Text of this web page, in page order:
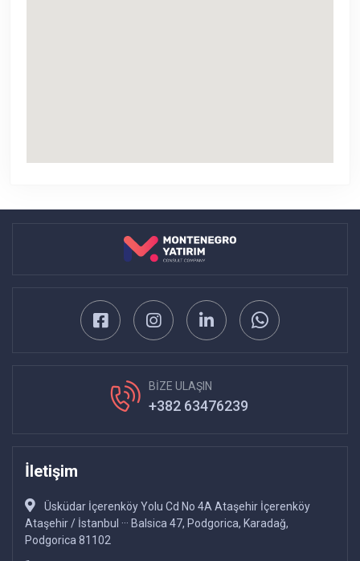
BİZE ULAŞIN
+382 63476239
İletişim
Üsküdar İçerenköy Yolu Cd No 4A Ataşehir İçerenköy
Ataşehir / İstanbul ··· Balsica 47, Podgorica, Karadağ,
Podgorica 81102